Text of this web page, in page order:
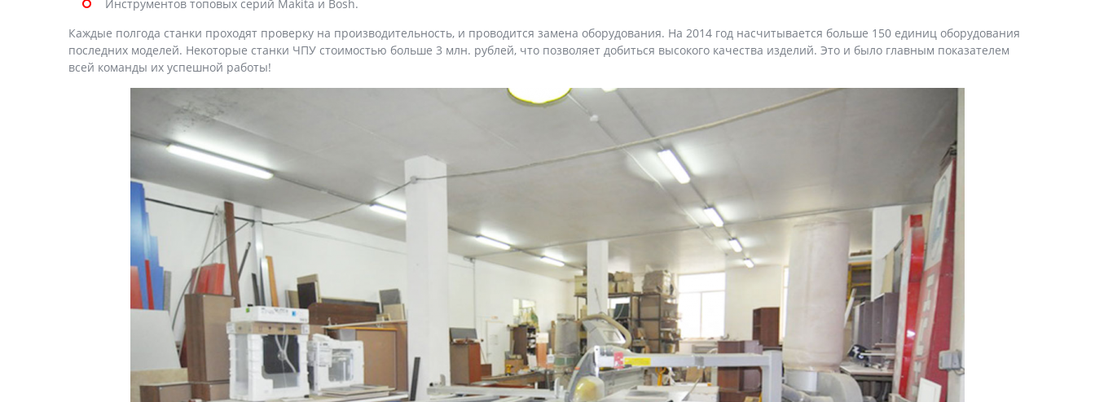
Инструментов топовых серий Makita и Bosh.
Каждые полгода станки проходят проверку на производительность, и проводится замена оборудования. На 2014 год насчитывается больше 150 единиц оборудования
последних моделей. Некоторые станки ЧПУ стоимостью больше 3 млн. рублей, что позволяет добиться высокого качества изделий. Это и было главным показателем
всей команды их успешной работы!